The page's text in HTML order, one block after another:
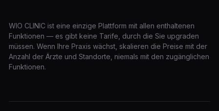
WIO CLINIC ist eine einzige Plattform mit allen enthaltenen
Funktionen — es gibt keine Tarife, durch die Sie upgraden
müssen. Wenn Ihre Praxis wächst, skalieren die Preise mit der
Anzahl der Ärzte und Standorte, niemals mit den zugänglichen
Funktionen.